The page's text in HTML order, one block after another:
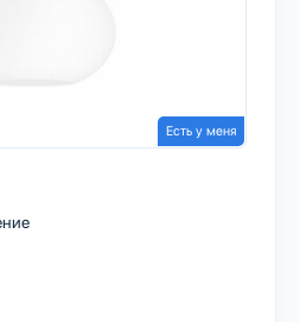
Есть у меня